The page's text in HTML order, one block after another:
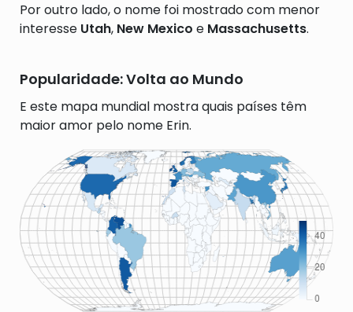
Por outro lado, o nome foi mostrado com menor
interesse Utah, New Mexico e Massachusetts.
Popularidade: Volta ao Mundo
E este mapa mundial mostra quais países têm
maior amor pelo nome Erin.